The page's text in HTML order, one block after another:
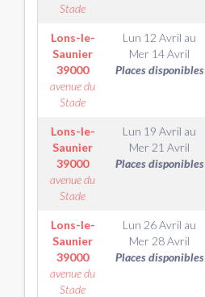
Stade
Lons-le-
Saunier
39000
avenue du
Stade
Lun 12 Avril au
Mer 14 Avril
Places disponibles
Lons-le-
Saunier
39000
avenue du
Stade
Lun 19 Avril au
Mer 21 Avril
Places disponibles
Lons-le-
Saunier
39000
avenue du
Stade
Lun 26 Avril au
Mer 28 Avril
Places disponibles